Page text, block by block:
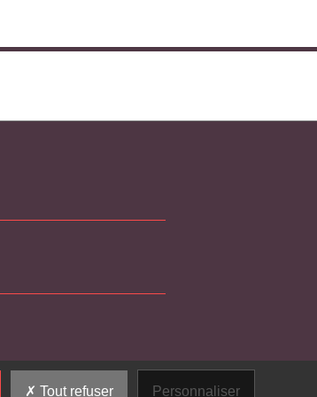
Tout refuser Personnaliser